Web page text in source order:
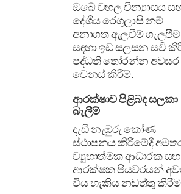
ඔබේ වහල වින්‍යාසය
දේශීය රෙගුලාසි නම්
අනාගත ඇලවීම් ගැලපීම්
සඳහා ඉඩ සලසන සවි
පද්ධති තෝරන්න අවසර
වෙනස් කිරීම්.
ආරක්ෂාව පිළිබඳ සලකා
බැලීම්
දැඩි නැඹුරු කෝණ
ස්ථාපනය කිරීමේදී
ව්‍යුහාත්මක ආධාරක සහ
ආරක්ෂක පියවරයන්
විය හැකිය නඩත්තු